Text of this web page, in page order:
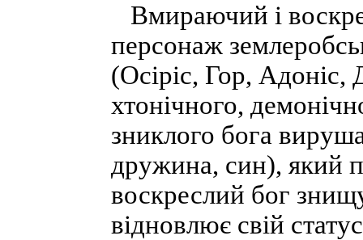
Вмираючий і
персонаж
(Осіріс, Гор, Адоніс,
хтонічного,
зниклого бога
дружина, син), який
воскреслий бог
відновлює свій